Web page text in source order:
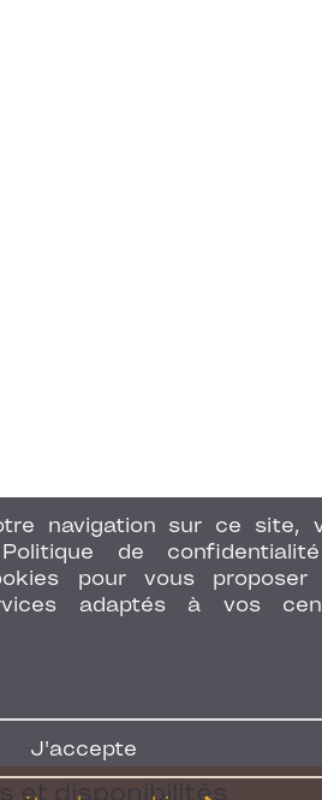
et disponibilités
navigation sur ce site,
de
pour vous proposer
adaptés à vos
J'accepte